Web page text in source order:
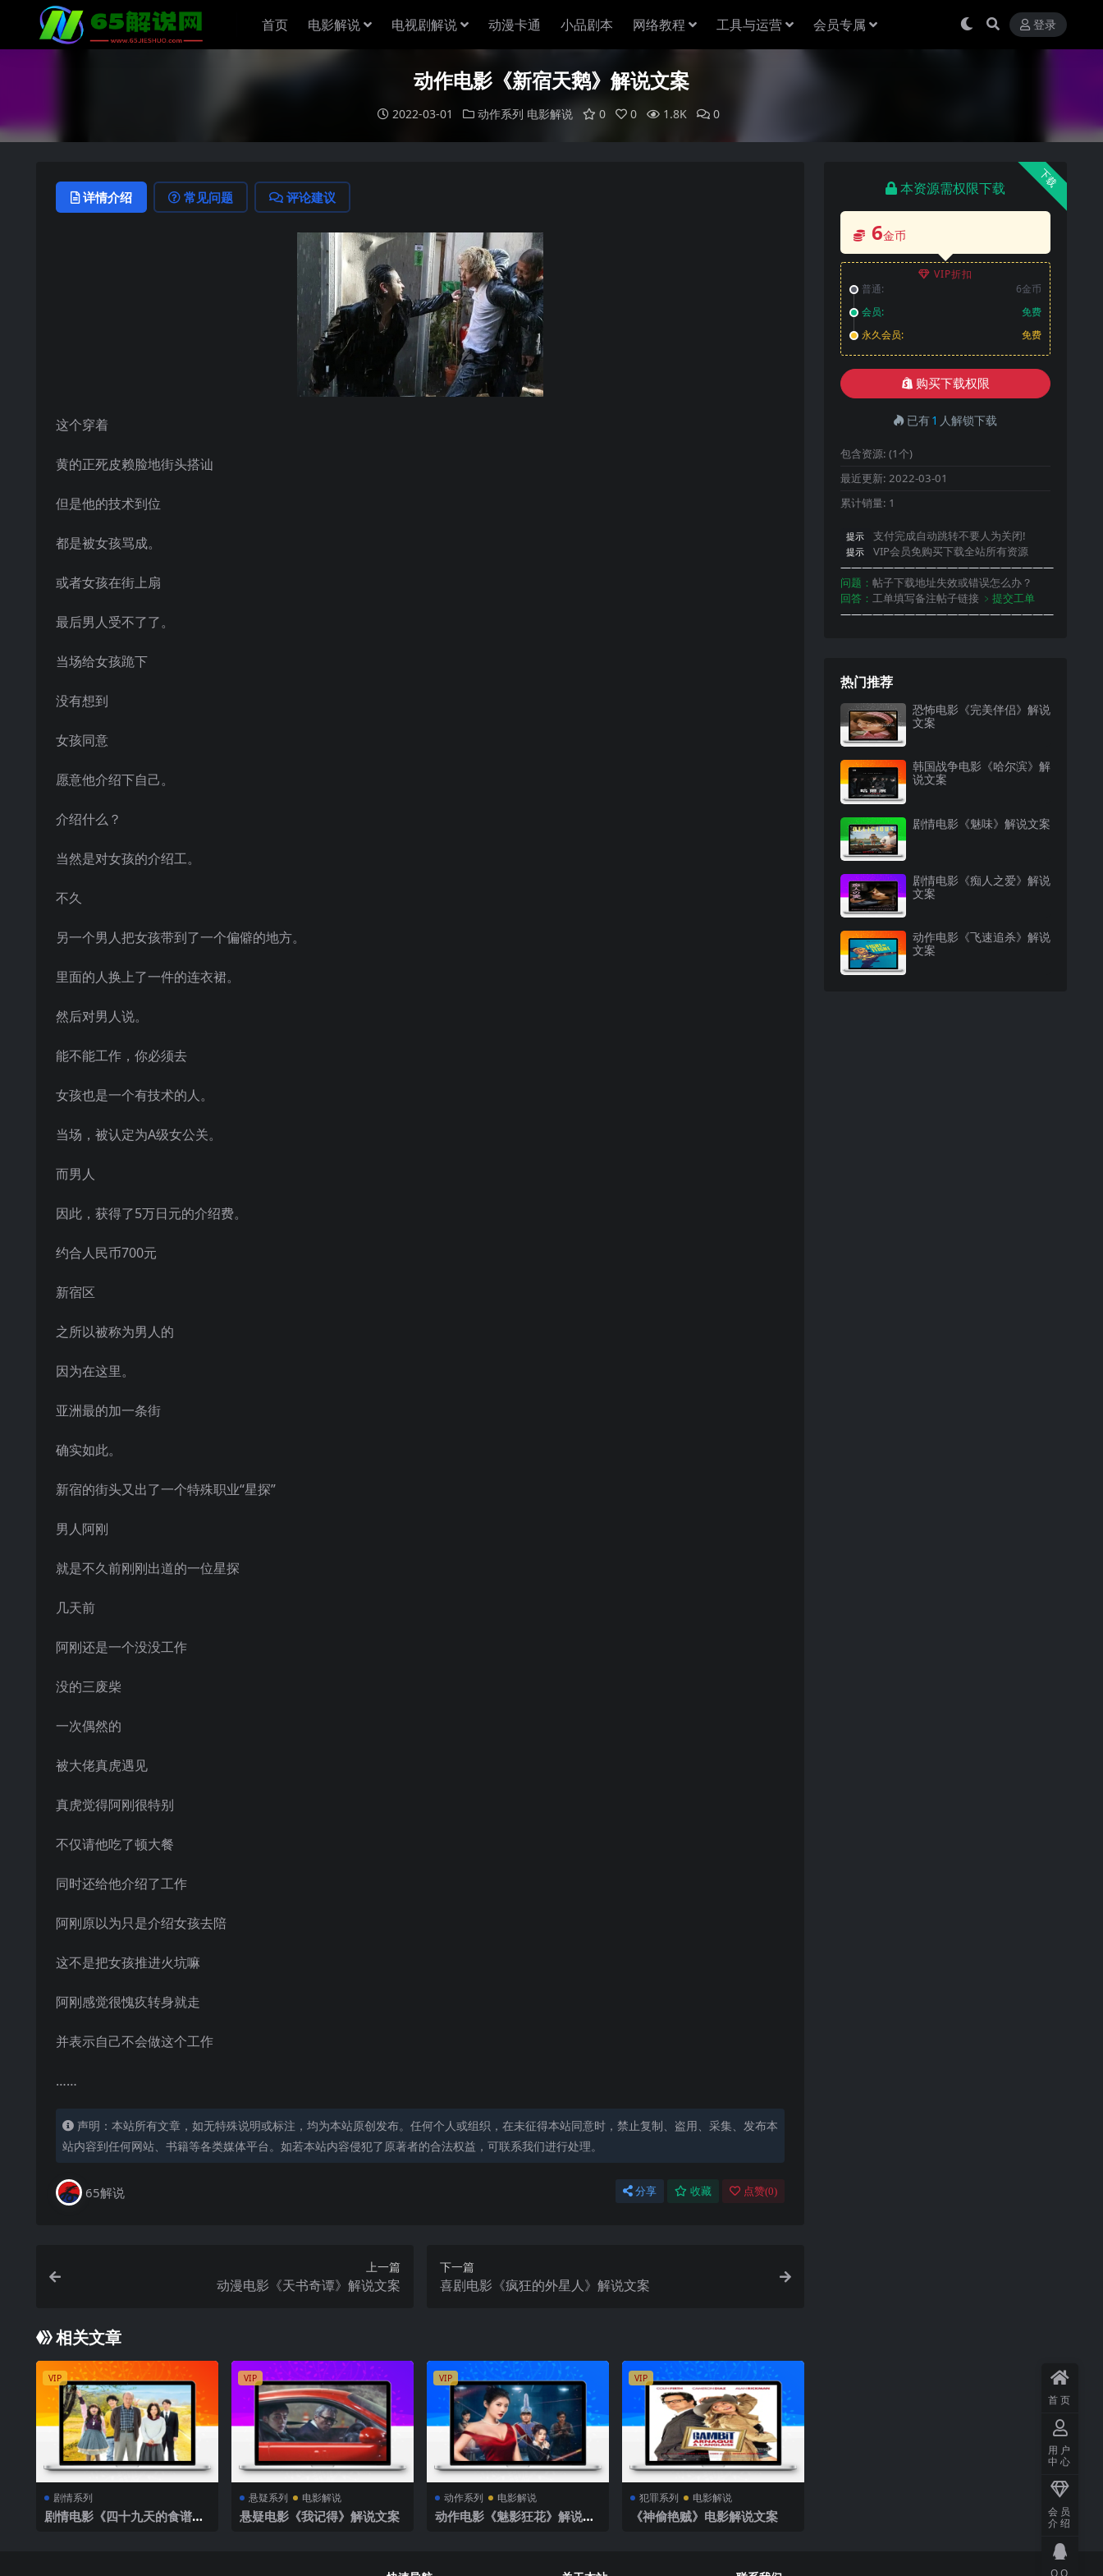
首页 电影解说 电视剧解说 动漫卡通 小品剧本 网络教程 工具与运营 会员专属 登录
动作电影《新宿天鹅》解说文案
2022-03-01 动作系列 电影解说 0 0 1.8K 0
详情介绍 常见问题 评论建议
这个穿着
黄的正死皮赖脸地街头搭讪
但是他的技术到位
都是被女孩骂成。
或者女孩在街上扇
最后男人受不了了。
当场给女孩跪下
没有想到
女孩同意
愿意他介绍下自己。
介绍什么？
当然是对女孩的介绍工。
不久
另一个男人把女孩带到了一个偏僻的地方。
里面的人换上了一件的连衣裙。
然后对男人说。
能不能工作，你必须去
女孩也是一个有技术的人。
当场，被认定为A级女公关。
而男人
因此，获得了5万日元的介绍费。
约合人民币700元
新宿区
之所以被称为男人的
因为在这里。
亚洲最的加一条街
确实如此。
新宿的街头又出了一个特殊职业“星探”
男人阿刚
就是不久前刚刚出道的一位星探
几天前
阿刚还是一个没没工作
没的三废柴
一次偶然的
被大佬真虎遇见
真虎觉得阿刚很特别
不仅请他吃了顿大餐
同时还给他介绍了工作
阿刚原以为只是介绍女孩去陪
这不是把女孩推进火坑嘛
阿刚感觉很愧疚转身就走
并表示自己不会做这个工作
……
声明：本站所有文章，如无特殊说明或标注，均为本站原创发布。任何个人或组织，在未征得本站同意时，禁止复制、盗用、采集、发布本
站内容到任何网站、书籍等各类媒体平台。如若本站内容侵犯了原著者的合法权益，可联系我们进行处理。
65解说 分享 收藏 点赞(0)
上一篇
动漫电影《天书奇谭》解说文案
下一篇
喜剧电影《疯狂的外星人》解说文案
相关文章
VIP
剧情系列
剧情电影《四十九天的食谱》
VIP
悬疑系列 电影解说
悬疑电影《我记得》解说文案
VIP
动作系列 电影解说
动作电影《魅影狂花》解说文
VIP
犯罪系列 电影解说
《神偷艳贼》电影解说文案
下载
本资源需权限下载
6金币
VIP折扣
普通:
6金币
会员:
免费
永久会员:
免费
购买下载权限
已有1 人解锁下载
包含资源: (1个)
最近更新: 2022-03-01
累计销量: 1
提示 支付完成自动跳转不要人为关闭!
提示
VIP会员免购买下载全站所有资源
————————————————————
问题： 帖子下载地址失效或错误怎么办？
回答： 工单填写备注帖子链接 ﹥提交工单
————————————————————
热门推荐
恐怖电影《完美伴侣》解说
文案
韩国战争电影《哈尔滨》解
说文案
剧情电影《魅味》解说文案
剧情电影《痴人之爱》解说
文案
动作电影《飞速追杀》解说
文案
首页
用户
中心
会员
介绍
QQ